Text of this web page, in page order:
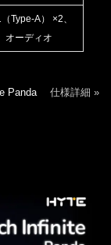
Type-A） ×2、
オーディオ
Panda 仕様詳細 »